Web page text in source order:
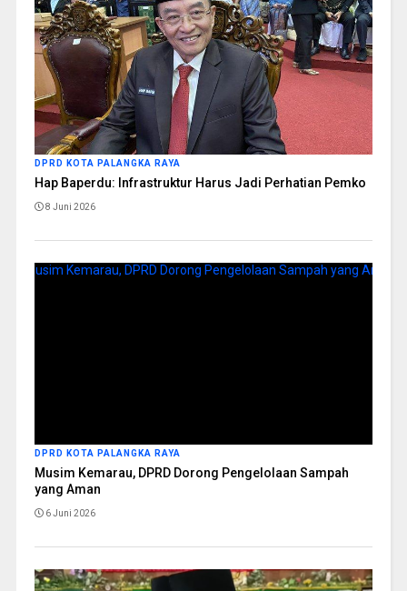
DPRD KOTA PALANGKA RAYA
Hap Baperdu: Infrastruktur Harus Jadi Perhatian Pemko
8 Juni 2026
DPRD KOTA PALANGKA RAYA
Musim Kemarau, DPRD Dorong Pengelolaan Sampah
yang Aman
6 Juni 2026